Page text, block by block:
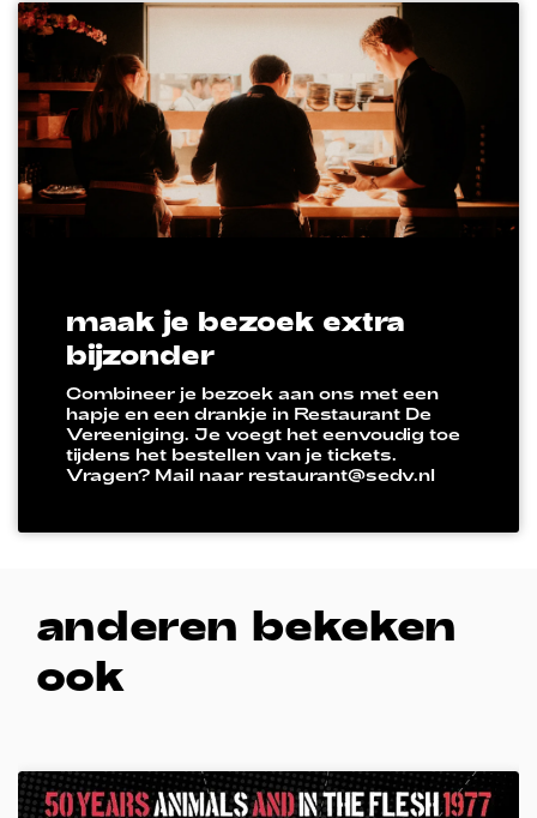
maak je bezoek extra
bijzonder
Combineer je bezoek aan ons met een
hapje en een drankje in Restaurant De
Vereeniging. Je voegt het eenvoudig toe
tijdens het bestellen van je tickets.
Vragen? Mail naar restaurant@sedv.nl
anderen bekeken
ook